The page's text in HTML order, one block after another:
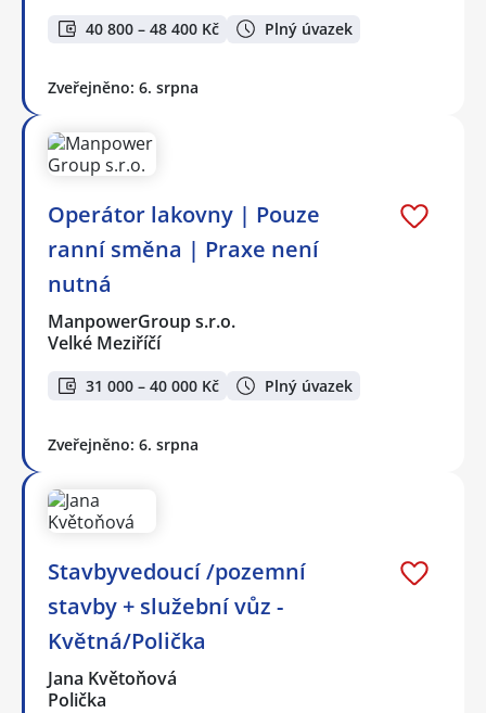
40 800 – 48 400 Kč Plný úvazek
Zveřejněno: 6. srpna
Operátor lakovny | Pouze
ranní směna | Praxe není
nutná
ManpowerGroup s.r.o.
Velké Meziříčí
31 000 – 40 000 Kč Plný úvazek
Zveřejněno: 6. srpna
Stavbyvedoucí /pozemní
stavby + služební vůz -
Květná/Polička
Jana Květoňová
Polička